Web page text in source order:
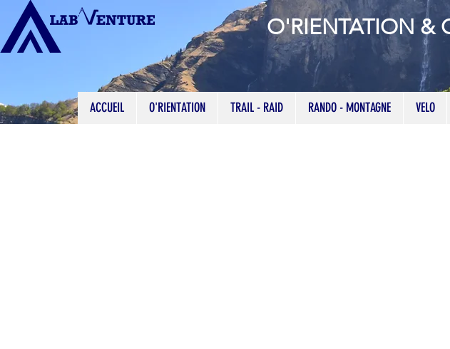
O'RIENTATION &
ACCUEIL O'RIENTATION TRAIL - RAID RANDO - MONTAGNE VELO